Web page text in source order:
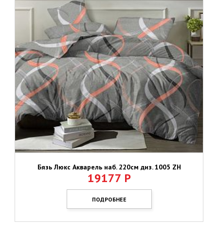
Бязь Люкс Акварель наб. 220см диз. 1005 ZН
19177 Р
ПОДРОБНЕЕ